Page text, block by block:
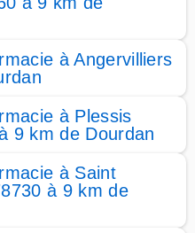
à Angervilliers
à Plessis
9 km de Dourdan
à Saint
à 9 km de